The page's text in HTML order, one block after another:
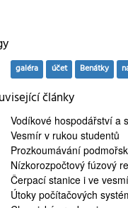
galéra účet Benátky
články
Vodíkové hospodářství a
Vesmír v rukou studentů
Prozkoumávání
Nízkorozpočtový fúzový
Čerpací stanice i ve
Útoky počítačových